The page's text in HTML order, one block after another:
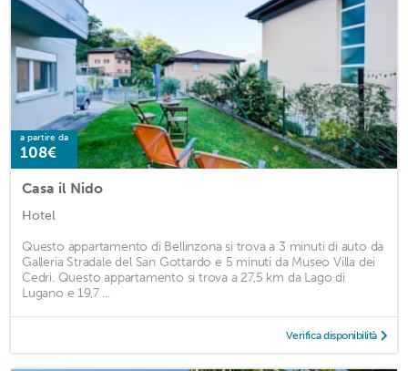
a partire da
108€
Casa il Nido
Hotel
Questo appartamento di Bellinzona si trova a 3 minuti di auto da
Galleria Stradale del San Gottardo e 5 minuti da Museo Villa dei
Cedri. Questo appartamento si trova a 27,5 km da Lago di
Lugano e 19,7 ...
Verifica disponibilità